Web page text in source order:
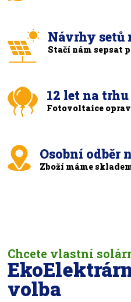
Návrhy setů
Stačí nám sepsat
12 let na trhu
Fotovoltaice
Osobní odběr
Zboží máme
Chcete vlastní
volba